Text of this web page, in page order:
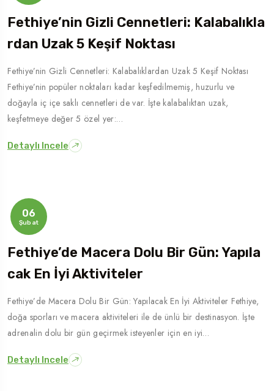
Fethiye’nin Gizli Cennetleri: Kalabalıkla
Rdan Uzak 5 Keşif Noktası
Fethiye’nin Gizli Cennetleri: Kalabalıklardan Uzak 5 Keşif Noktası
Fethiye’nin popüler noktaları kadar keşfedilmemiş, huzurlu ve
doğayla iç içe saklı cennetleri de var. İşte kalabalıktan uzak,
keşfetmeye değer 5 özel yer:…
Detaylı Incele
06
Şubat
Fethiye’de Macera Dolu Bir Gün: Yapıla
Cak En İyi Aktiviteler
Fethiye’de Macera Dolu Bir Gün: Yapılacak En İyi Aktiviteler Fethiye,
doğa sporları ve macera aktiviteleri ile de ünlü bir destinasyon. İşte
adrenalin dolu bir gün geçirmek isteyenler için en iyi…
Detaylı Incele